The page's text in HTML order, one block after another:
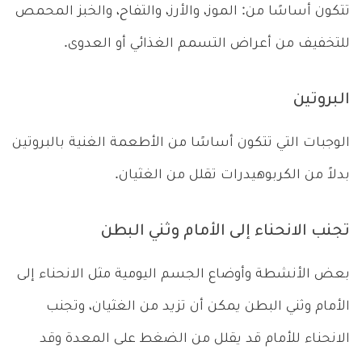
تتكون أساسًا من: الموز، والأرز، والتفاح، والخبز المحمص
للتخفيف من أعراض التسمم الغذائي أو العدوى.
البروتين
الوجبات التي تتكون أساسًا من الأطعمة الغنية بالبروتين
بدلاً من الكربوهيدرات تقلل من الغثيان.
تجنب الانحناء إلى الأمام وثني البطن
بعض الأنشطة وأوضاع الجسم اليومية مثل الانحناء إلى
الأمام وثني البطن يمكن أن تزيد من الغثيان، وتجنب
الانحناء للأمام قد يقلل من الضغط على المعدة وقد